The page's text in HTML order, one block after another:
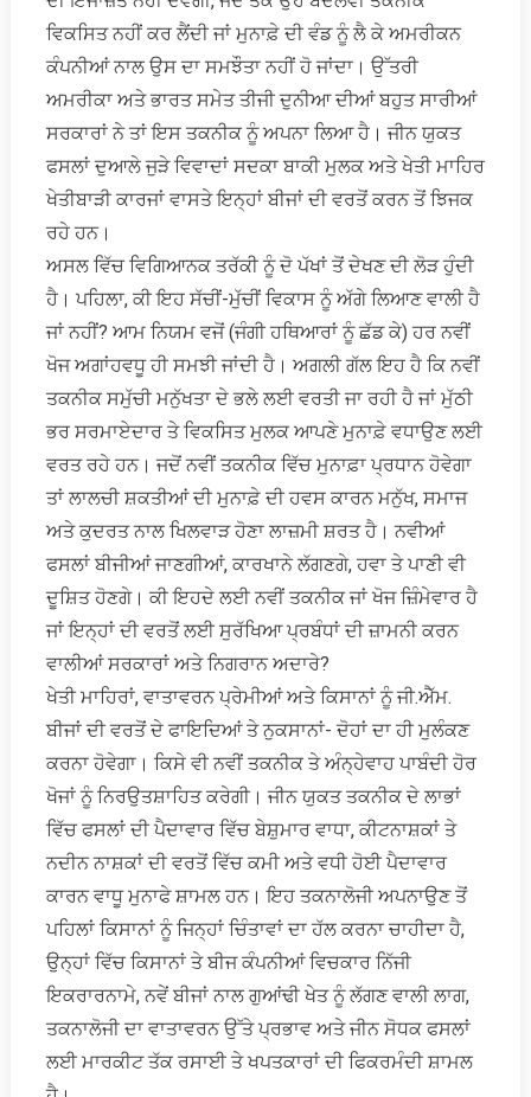
ਵਿਕਸਿਤ ਨਹੀਂ ਕਰ ਲੈਂਦੀ ਜਾਂ ਮੁਨਾਫ਼ੇ ਦੀ ਵੰਡ ਨੂੰ ਲੈ ਕੇ ਅਮਰੀਕਨ
ਕੰਪਨੀਆਂ ਨਾਲ ਉਸ ਦਾ ਸਮਝੌਤਾ ਨਹੀਂ ਹੋ ਜਾਂਦਾ। ਉੱਤਰੀ
ਅਮਰੀਕਾ ਅਤੇ ਭਾਰਤ ਸਮੇਤ ਤੀਜੀ ਦੁਨੀਆ ਦੀਆਂ ਬਹੁਤ ਸਾਰੀਆਂ
ਸਰਕਾਰਾਂ ਨੇ ਤਾਂ ਇਸ ਤਕਨੀਕ ਨੂੰ ਅਪਨਾ ਲਿਆ ਹੈ। ਜੀਨ ਯੁਕਤ
ਫਸਲਾਂ ਦੁਆਲੇ ਜੁੜੇ ਵਿਵਾਦਾਂ ਸਦਕਾ ਬਾਕੀ ਮੁਲਕ ਅਤੇ ਖੇਤੀ ਮਾਹਿਰ
ਖੇਤੀਬਾੜੀ ਕਾਰਜਾਂ ਵਾਸਤੇ ਇਨ੍ਹਾਂ ਬੀਜਾਂ ਦੀ ਵਰਤੋਂ ਕਰਨ ਤੋਂ ਝਿਜਕ
ਰਹੇ ਹਨ।
ਅਸਲ ਵਿੱਚ ਵਿਗਿਆਨਕ ਤਰੱਕੀ ਨੂੰ ਦੋ ਪੱਖਾਂ ਤੋਂ ਦੇਖਣ ਦੀ ਲੋੜ ਹੁੰਦੀ
ਹੈ। ਪਹਿਲਾ, ਕੀ ਇਹ ਸੱਚੀਂ-ਮੁੱਚੀਂ ਵਿਕਾਸ ਨੂੰ ਅੱਗੇ ਲਿਆਣ ਵਾਲੀ ਹੈ
ਜਾਂ ਨਹੀਂ? ਆਮ ਨਿਯਮ ਵਜੋਂ (ਜੰਗੀ ਹਥਿਆਰਾਂ ਨੂੰ ਛੱਡ ਕੇ) ਹਰ ਨਵੀਂ
ਖੋਜ ਅਗਾਂਹਵਧੂ ਹੀ ਸਮਝੀ ਜਾਂਦੀ ਹੈ। ਅਗਲੀ ਗੱਲ ਇਹ ਹੈ ਕਿ ਨਵੀਂ
ਤਕਨੀਕ ਸਮੁੱਚੀ ਮਨੁੱਖਤਾ ਦੇ ਭਲੇ ਲਈ ਵਰਤੀ ਜਾ ਰਹੀ ਹੈ ਜਾਂ ਮੁੱਠੀ
ਭਰ ਸਰਮਾਏਦਾਰ ਤੇ ਵਿਕਸਿਤ ਮੁਲਕ ਆਪਣੇ ਮੁਨਾਫ਼ੇ ਵਧਾਉਣ ਲਈ
ਵਰਤ ਰਹੇ ਹਨ। ਜਦੋਂ ਨਵੀਂ ਤਕਨੀਕ ਵਿੱਚ ਮੁਨਾਫ਼ਾ ਪ੍ਰਧਾਨ ਹੋਵੇਗਾ
ਤਾਂ ਲਾਲਚੀ ਸ਼ਕਤੀਆਂ ਦੀ ਮੁਨਾਫ਼ੇ ਦੀ ਹਵਸ ਕਾਰਨ ਮਨੁੱਖ, ਸਮਾਜ
ਅਤੇ ਕੁਦਰਤ ਨਾਲ ਖਿਲਵਾੜ ਹੋਣਾ ਲਾਜ਼ਮੀ ਸ਼ਰਤ ਹੈ। ਨਵੀਆਂ
ਫਸਲਾਂ ਬੀਜੀਆਂ ਜਾਣਗੀਆਂ, ਕਾਰਖਾਨੇ ਲੱਗਣਗੇ, ਹਵਾ ਤੇ ਪਾਣੀ ਵੀ
ਦੂਸ਼ਿਤ ਹੋਣਗੇ। ਕੀ ਇਹਦੇ ਲਈ ਨਵੀਂ ਤਕਨੀਕ ਜਾਂ ਖੋਜ ਜ਼ਿੰਮੇਵਾਰ ਹੈ
ਜਾਂ ਇਨ੍ਹਾਂ ਦੀ ਵਰਤੋਂ ਲਈ ਸੁਰੱਖਿਆ ਪ੍ਰਬੰਧਾਂ ਦੀ ਜ਼ਾਮਨੀ ਕਰਨ
ਵਾਲੀਆਂ ਸਰਕਾਰਾਂ ਅਤੇ ਨਿਗਰਾਨ ਅਦਾਰੇ?
ਖੇਤੀ ਮਾਹਿਰਾਂ, ਵਾਤਾਵਰਨ ਪ੍ਰੇਮੀਆਂ ਅਤੇ ਕਿਸਾਨਾਂ ਨੂੰ ਜੀ.ਐੱਮ.
ਬੀਜਾਂ ਦੀ ਵਰਤੋਂ ਦੇ ਫਾਇਦਿਆਂ ਤੇ ਨੁਕਸਾਨਾਂ- ਦੋਹਾਂ ਦਾ ਹੀ ਮੁਲੰਕਣ
ਕਰਨਾ ਹੋਵੇਗਾ। ਕਿਸੇ ਵੀ ਨਵੀਂ ਤਕਨੀਕ ਤੇ ਅੰਨ੍ਹੇਵਾਹ ਪਾਬੰਦੀ ਹੋਰ
ਖੋਜਾਂ ਨੂੰ ਨਿਰਉਤਸ਼ਾਹਿਤ ਕਰੇਗੀ। ਜੀਨ ਯੁਕਤ ਤਕਨੀਕ ਦੇ ਲਾਭਾਂ
ਵਿੱਚ ਫਸਲਾਂ ਦੀ ਪੈਦਾਵਾਰ ਵਿੱਚ ਬੇਸ਼ੁਮਾਰ ਵਾਧਾ, ਕੀਟਨਾਸ਼ਕਾਂ ਤੇ
ਨਦੀਨ ਨਾਸ਼ਕਾਂ ਦੀ ਵਰਤੋਂ ਵਿੱਚ ਕਮੀ ਅਤੇ ਵਧੀ ਹੋਈ ਪੈਦਾਵਾਰ
ਕਾਰਨ ਵਾਧੂ ਮੁਨਾਫੇ ਸ਼ਾਮਲ ਹਨ। ਇਹ ਤਕਨਾਲੋਜੀ ਅਪਨਾਉਣ ਤੋਂ
ਪਹਿਲਾਂ ਕਿਸਾਨਾਂ ਨੂੰ ਜਿਨ੍ਹਾਂ ਚਿੰਤਾਵਾਂ ਦਾ ਹੱਲ ਕਰਨਾ ਚਾਹੀਦਾ ਹੈ,
ਉਨ੍ਹਾਂ ਵਿੱਚ ਕਿਸਾਨਾਂ ਤੇ ਬੀਜ ਕੰਪਨੀਆਂ ਵਿਚਕਾਰ ਨਿੱਜੀ
ਇਕਰਾਰਨਾਮੇ, ਨਵੇਂ ਬੀਜਾਂ ਨਾਲ ਗੁਆਂਢੀ ਖੇਤ ਨੂੰ ਲੱਗਣ ਵਾਲੀ ਲਾਗ,
ਤਕਨਾਲੋਜੀ ਦਾ ਵਾਤਾਵਰਨ ਉੱਤੇ ਪ੍ਰਭਾਵ ਅਤੇ ਜੀਨ ਸੋਧਕ ਫਸਲਾਂ
ਲਈ ਮਾਰਕੀਟ ਤੱਕ ਰਸਾਈ ਤੇ ਖਪਤਕਾਰਾਂ ਦੀ ਫਿਕਰਮੰਦੀ ਸ਼ਾਮਲ